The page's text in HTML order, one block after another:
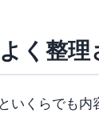
く整
いくらでも